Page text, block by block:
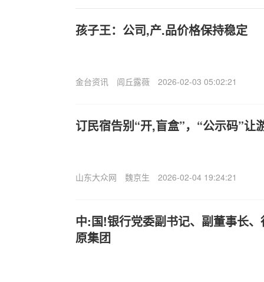
孩子王：公司,产.品价格保持稳定
金台资讯 闾丘露薇 2026-02-03 05:02:21
订民宿告别“开,盲盒”，“公示码”让
山东大众网 魏京生 2026-02-04 19:24:21
中:国!银行党委副书记、副董事长
原集团